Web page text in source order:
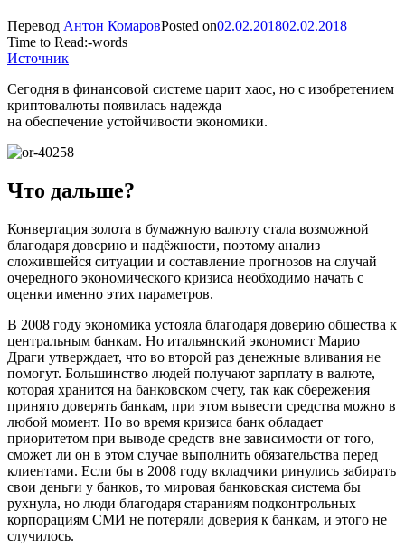
Перевод Антон КомаровPosted on02.02.201802.02.2018
Time to Read:-words
Источник
Сегодня в финансовой системе царит хаос, но с изобретением
криптовалюты появилась надежда
на обеспечение устойчивости экономики.
Что дальше?
Конвертация золота в бумажную валюту стала возможной
благодаря доверию и надёжности, поэтому анализ
сложившейся ситуации и составление прогнозов на случай
очередного экономического кризиса необходимо начать с
оценки именно этих параметров.
В 2008 году экономика устояла благодаря доверию общества к
центральным банкам. Но итальянский экономист Марио
Драги утверждает, что во второй раз денежные вливания не
помогут. Большинство людей получают зарплату в валюте,
которая хранится на банковском счету, так как сбережения
принято доверять банкам, при этом вывести средства можно в
любой момент. Но во время кризиса банк обладает
приоритетом при выводе средств вне зависимости от того,
сможет ли он в этом случае выполнить обязательства перед
клиентами. Если бы в 2008 году вкладчики ринулись забирать
свои деньги у банков, то мировая банковская система бы
рухнула, но люди благодаря стараниям подконтрольных
корпорациям СМИ не потеряли доверия к банкам, и этого не
случилось.